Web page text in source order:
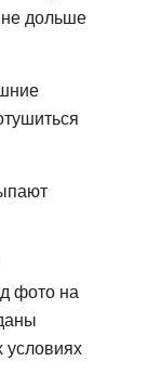
дольше
фото на
условиях